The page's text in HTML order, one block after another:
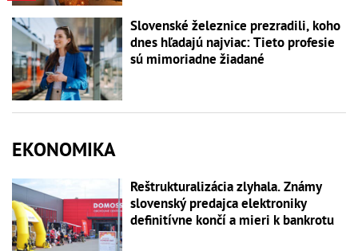
Slovenské železnice prezradili, koho
dnes hľadajú najviac: Tieto profesie
sú mimoriadne žiadané
EKONOMIKA
Reštrukturalizácia zlyhala. Známy
slovenský predajca elektroniky
definitívne končí a mieri k bankrotu